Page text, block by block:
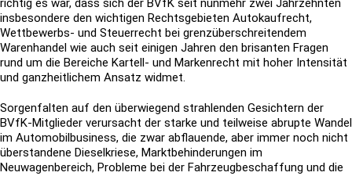
richtig es war, dass sich der BVfK seit nunmehr zwei Jahrzehnten
insbesondere den wichtigen Rechtsgebieten Autokaufrecht,
Wettbewerbs- und Steuerrecht bei grenzüberschreitendem
Warenhandel wie auch seit einigen Jahren den brisanten Fragen
rund um die Bereiche Kartell- und Markenrecht mit hoher Intensität
und ganzheitlichem Ansatz widmet.
Sorgenfalten auf den überwiegend strahlenden Gesichtern der
BVfK-Mitglieder verursacht der starke und teilweise abrupte Wandel
im Automobilbusiness, die zwar abflauende, aber immer noch nicht
überstandene Dieselkriese, Marktbehinderungen im
Neuwagenbereich, Probleme bei der Fahrzeugbeschaffung und die